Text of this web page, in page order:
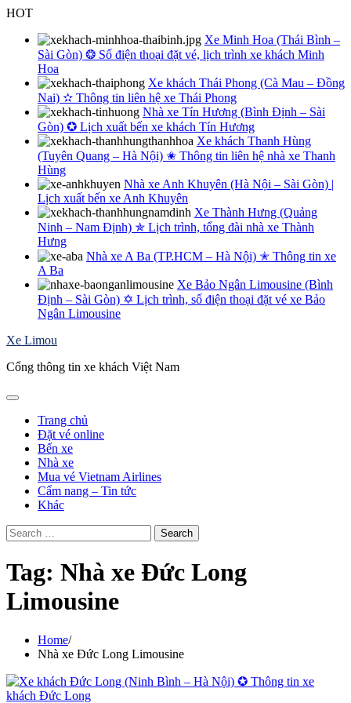
Skip
content
HOT
Xe Minh Hoa (Thái Bình –
Sài Gòn) ❂ Số điện thoại đặt vé, lịch trình xe khách Minh
Hoa
Xe khách Thái Phong (Cà Mau – Đồng
Nai) ✫ Thông tin liên hệ xe Thái Phong
Nhà xe Tín Hương (Bình Định – Sài
Gòn) ✪ Lịch xuất bến xe khách Tín Hương
Xe khách Thanh Hùng
(Tuyên Quang – Hà Nội) ✬ Thông tin liên hệ nhà xe Thanh
Hùng
Nhà xe Anh Khuyên (Hà Nội – Sài Gòn) |
Lịch xuất bến xe Anh Khuyên
Xe Thành Hưng (Quảng
Ninh – Nam Định) ✯ Lịch trình, tổng đài nhà xe Thành
Hưng
Nhà xe A Ba (TP.HCM – Hà Nội) ✭ Thông tin xe
A Ba
Xe Bảo Ngân Limousine (Bình
Định – Sài Gòn) ✡ Lịch trình, số điện thoại đặt vé xe Bảo
Ngân Limousine
Xe Limou
Cổng thông tin xe khách Việt Nam
Trang chủ
Đặt vé online
Bến xe
Nhà xe
Mua vé Vietnam Airlines
Cẩm nang – Tin tức
Khác
Search
for:
Tag: Nhà xe Đức Long
Limousine
Home
Nhà xe Đức Long Limousine